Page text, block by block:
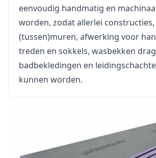
eenvoudig handmatig en
worden, zodat allerlei constructies,
(tussen)muren, afwerking voor
treden en sokkels, wasbekken
badbekledingen en
kunnen worden.